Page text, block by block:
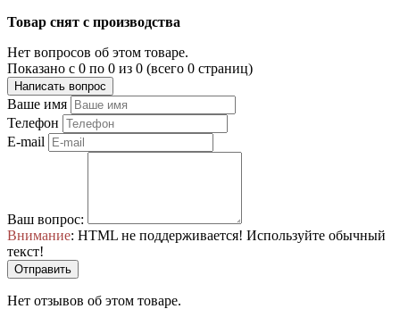
Товар снят с производства
Нет вопросов об этом товаре.
Показано с 0 по 0 из 0 (всего 0 страниц)
Написать вопрос
Ваше имя
Телефон
E-mail
Ваш вопрос:
Внимание: HTML не поддерживается! Используйте обычный
текст!
Отправить
Нет отзывов об этом товаре.